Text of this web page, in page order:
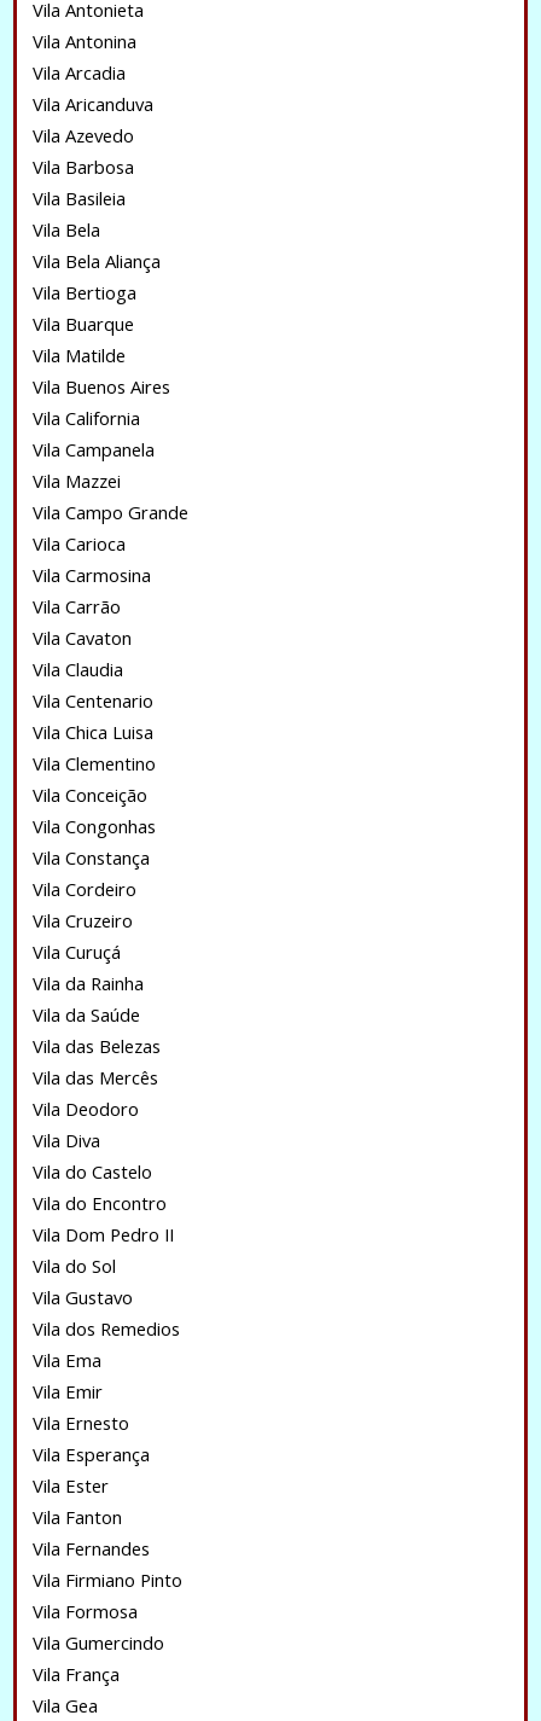
Vila Antonieta
Vila Antonina
Vila Arcadia
Vila Aricanduva
Vila Azevedo
Vila Barbosa
Vila Basileia
Vila Bela
Vila Bela Aliança
Vila Bertioga
Vila Buarque
Vila Matilde
Vila Buenos Aires
Vila California
Vila Campanela
Vila Mazzei
Vila Campo Grande
Vila Carioca
Vila Carmosina
Vila Carrão
Vila Cavaton
Vila Claudia
Vila Centenario
Vila Chica Luisa
Vila Clementino
Vila Conceição
Vila Congonhas
Vila Constança
Vila Cordeiro
Vila Cruzeiro
Vila Curuçá
Vila da Rainha
Vila da Saúde
Vila das Belezas
Vila das Mercês
Vila Deodoro
Vila Diva
Vila do Castelo
Vila do Encontro
Vila Dom Pedro II
Vila do Sol
Vila Gustavo
Vila dos Remedios
Vila Ema
Vila Emir
Vila Ernesto
Vila Esperança
Vila Ester
Vila Fanton
Vila Fernandes
Vila Firmiano Pinto
Vila Formosa
Vila Gumercindo
Vila França
Vila Gea